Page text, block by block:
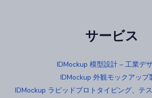
サービス
IDMockup 模型設計 – 工業デ
IDMockup 外観モックアップ
IDMockup ラピッドプロトタイピング、テ